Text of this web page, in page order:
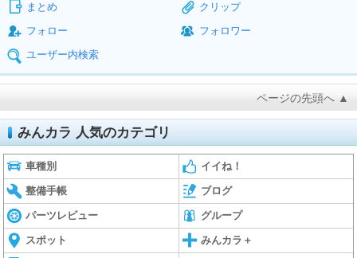
まとめ
クリップ
フォロー
フォロワー
ユーザー内検索
ページの先頭へ ▲
みんカラ 人気のカテゴリ
車種別 イイね！
整備手帳 ブログ
パーツレビュー グループ
スポット みんカラ＋